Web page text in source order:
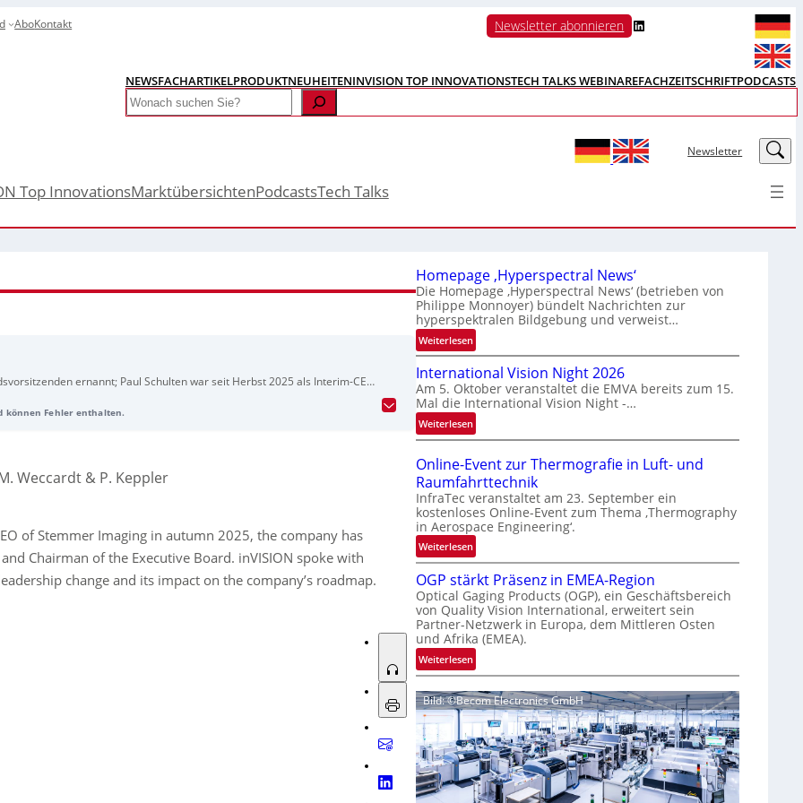
AboKontakt Newsletter abonnieren LinkedIn
NEWSFACHARTIKELPRODUKTNEUHEITENINVISION TOP INNOVATIONSTECH TALKS WEBINAREFACHZEITSCHRIFTPODCASTS
Search
Newsletter LinkedIn
Top InnovationsMarktübersichtenPodcastsTech Talks
ernannt; Paul Schulten war seit Herbst 2025 als Interim-CEO
Weckert (langjährige C-Level- und
Wege zu Kunden (Direct-to-Business/Consumer) statt klassischer
Formate werden modernisiert und hybrid umgesetzt. Parallel baut
und Lieferantenbasis und adressiert stärker Bedürfnisse „smarter
(Personal, rechtliche Strukturen), um das gewünschte
Fehler enthalten.
Weccardt & P. Keppler
of Stemmer Imaging in autumn 2025, the company has
Chairman of the Executive Board. inVISION spoke with
change and its impact on the company’s roadmap.
Homepage ‚Hyperspectral News‘
Die Homepage ‚Hyperspectral News‘ (betrieben von
Philippe Monnoyer) bündelt Nachrichten zur
hyperspektralen Bildgebung und verweist…
Weiterlesen:
H
o
m
e
p
a
‚
H
y
e
r
s
p
e
c
t
r
a
l
e
w
s
‘
International Vision Night 2026
Am 5. Oktober veranstaltet die EMVA bereits zum 15.
Mal die International Vision Night -…
Weiterlesen:
I
t
e
r
n
t
i
o
n
a
l
V
i
s
i
o
n
N
i
g
Online-Event zur Thermografie in Luft- und
Raumfahrttechnik
InfraTec veranstaltet am 23. September ein
kostenloses Online-Event zum Thema ‚Thermography
in Aerospace Engineering‘.
Weiterlesen:
O
n
l
i
n
e
-
v
e
t
z
u
OGP stärkt Präsenz in EMEA-Region
Optical Gaging Products (OGP), ein Geschäftsbereich
von Quality Vision International, erweitert sein
Partner-Netzwerk in Europa, dem Mittleren Osten
und Afrika (EMEA).
Weiterlesen:
O
G
P
s
t
ä
r
k
Bild: ©Becom Electronics GmbH